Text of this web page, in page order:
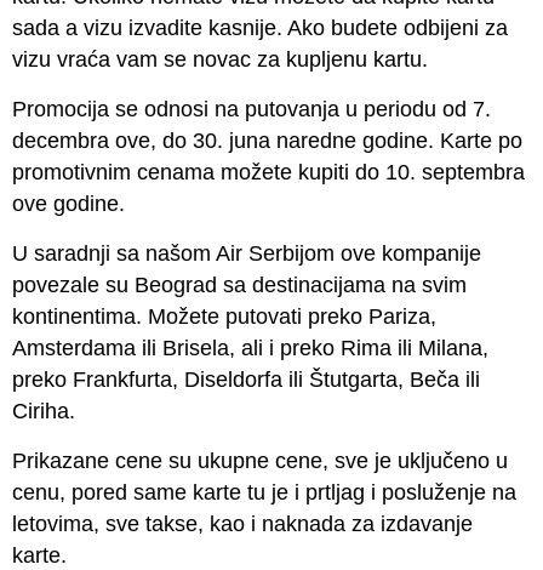
sada a vizu izvadite kasnije. Ako budete odbijeni za
vizu vraća vam se novac za kupljenu kartu.
Promocija se odnosi na putovanja u periodu od 7.
decembra ove, do 30. juna naredne godine. Karte po
promotivnim cenama možete kupiti do 10. septembra
ove godine.
U saradnji sa našom Air Serbijom ove kompanije
povezale su Beograd sa destinacijama na svim
kontinentima. Možete putovati preko Pariza,
Amsterdama ili Brisela, ali i preko Rima ili Milana,
preko Frankfurta, Diseldorfa ili Štutgarta, Beča ili
Ciriha.
Prikazane cene su ukupne cene, sve je uključeno u
cenu, pored same karte tu je i prtljag i posluženje na
letovima, sve takse, kao i naknada za izdavanje
karte.